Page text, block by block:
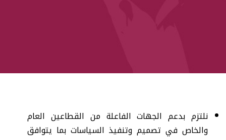
نلتزم بدعم الجهات الفاعلة من القطاعين العام
والخاص في تصميم وتنفيذ السياسات بما يتوافق